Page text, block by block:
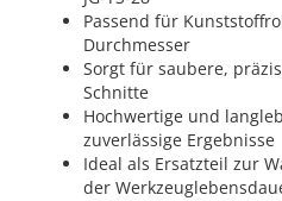
Passend für
Durchmesser
Sorgt für saubere,
Schnitte
Hochwertige und
zuverlässige Ergebnisse
Ideal als Ersatzteil zur
der